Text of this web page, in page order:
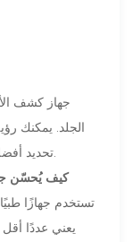
جهاز كشف
الجلد. يمكنك
كيف يُحسّن
تستخدم جهازًا
يعني عددًا